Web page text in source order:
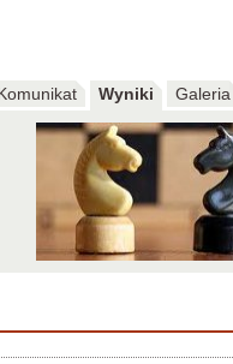
Wyniki Galeria